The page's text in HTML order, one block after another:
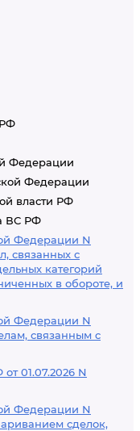
Федерации
Федерации
власти РФ
ВС РФ
Федерации N
связанных с
категорий
в обороте, и
Федерации N
связанным с
01.07.2026 N
Федерации N
сделок,